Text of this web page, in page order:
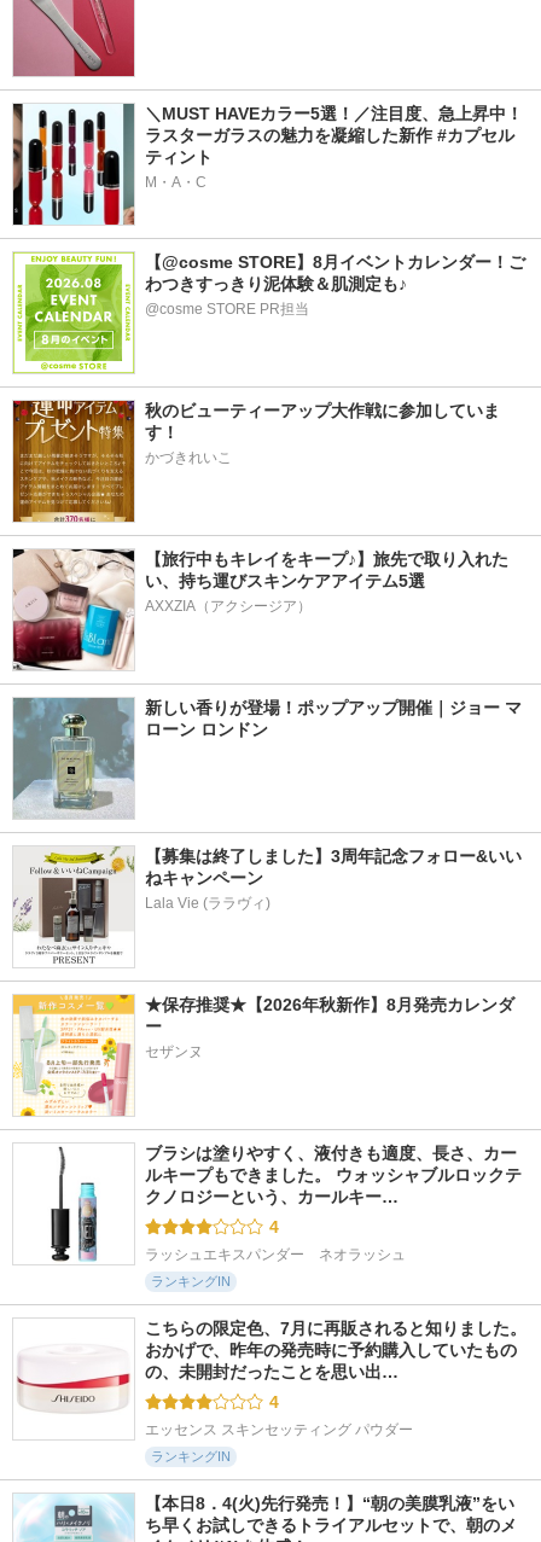
＼MUST HAVEカラー5選！／注目度、急上昇中！
ラスターガラスの魅力を凝縮した新作 #カプセル
ティント
M・A・C
【@cosme STORE】8月イベントカレンダー！ご
わつきすっきり泥体験＆肌測定も♪
@cosme STORE PR担当
秋のビューティーアップ大作戦に参加していま
す！
かづきれいこ
【旅行中もキレイをキープ♪】旅先で取り入れた
い、持ち運びスキンケアアイテム5選
AXXZIA（アクシージア）
新しい香りが登場！ポップアップ開催｜ジョー マ
ローン ロンドン
【募集は終了しました】3周年記念フォロー&いい
ねキャンペーン
Lala Vie (ララヴィ)
★保存推奨★【2026年秋新作】8月発売カレンダ
ー
セザンヌ
ブラシは塗りやすく、液付きも適度、長さ、カー
ルキープもできました。 ウォッシャブルロックテ
クノロジーという、カールキー…
4
ラッシュエキスパンダー　ネオラッシュ
ランキングIN
こちらの限定色、7月に再販されると知りました。
おかげで、昨年の発売時に予約購入していたもの
の、未開封だったことを思い出…
4
エッセンス スキンセッティング パウダー
ランキングIN
【本日8．4(火)先行発売！】“朝の美膜乳液”をい
ち早くお試しできるトライアルセットで、朝のメ